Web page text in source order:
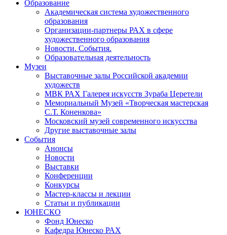
Образование
Академическая система художественного
образования
Организации-партнеры РАХ в сфере
художественного образования
Новости. События.
Образовательная деятельность
Музеи
Выставочные залы Российской академии
художеств
МВК РАХ Галерея искусств Зураба Церетели
Мемориальный Музей «Творческая мастерская
С.Т. Коненкова»
Московский музей современного искусства
Другие выставочные залы
События
Анонсы
Новости
Выставки
Конференции
Конкурсы
Мастер-классы и лекции
Статьи и публикации
ЮНЕСКО
Фонд Юнеско
Кафедра Юнеско РАХ